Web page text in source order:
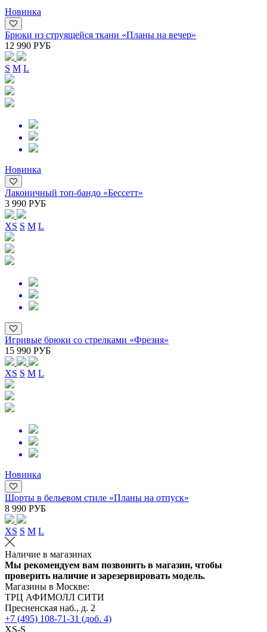
Новинка
Брюки из струящейся ткани «Планы на вечер»
12 990 РУБ
S M L
Новинка
Лаконичный топ-бандо «Бессетт»
3 990 РУБ
XS S M L
Игривые брюки со стрелками «Фрезия»
15 990 РУБ
XS S M L
Новинка
Шорты в бельевом стиле «Планы на отпуск»
8 990 РУБ
XS S M L
Наличие в магазинах
Мы рекомендуем вам позвонить в магазин, чтобы
проверить наличие и зарезервировать модель.
Магазины в Москве:
ТРЦ АФИМОЛЛ СИТИ
Пресненская наб., д. 2
+7 (495) 108-71-31 (доб. 4)
XS-S